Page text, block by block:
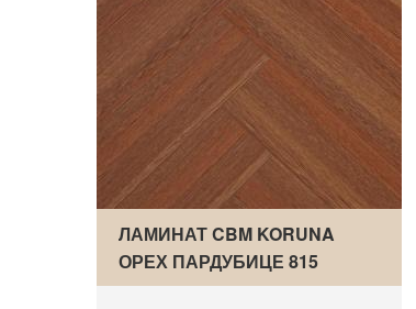
ЛАМИНАТ CBM KORUNA
ОРЕХ ПАРДУБИЦЕ 815
ВЕНГ…